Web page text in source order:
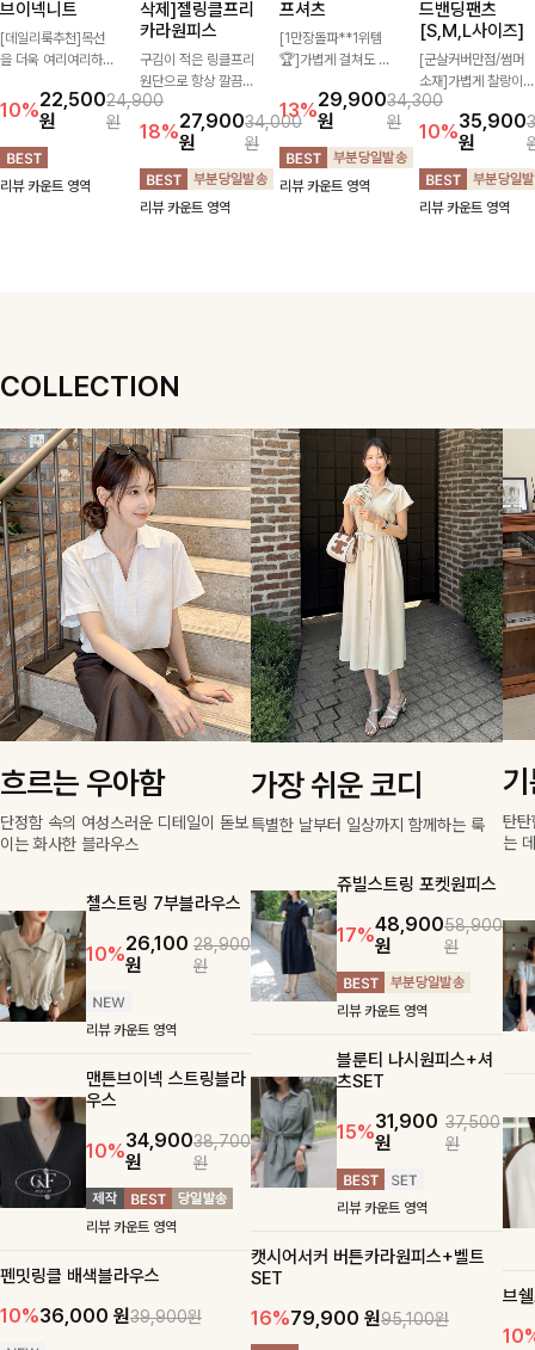
브이넥니트
[데일리룩추천]목선
을 더욱 여리여리하게
자인으로 깔끔한 무드
를 완성해주는 니트
🤍 부드러운 착용감
과 베이직한 실루엣으
로 단독은 물론 다양
10%22,500
원
24,900
원
리뷰 카운트 영역
삭제]젤링클프리
카라원피스
구김이 적은 링클프리
원단으로 항상 깔끔하
게 착용 가능하며 일
자로 떨어지는 넉넉한
핏으로 군살을 완벽히
커버해주는 원피스에
요🖤
18%27,900
원
34,000
원
리뷰 카운트 영역
프셔츠
[1만장돌파**1위템
🏆]가볍게 걸쳐도 살
감, 여름에 딱 맞는 코
튼 셔츠❤️ 여유 있는
핏과 스트라이프 패
턴, 자연스러운 실루
엣으로 데일리 코디에
13%29,900
원
34,300
원
리뷰 카운트 영역
드밴딩팬츠
[S,M,L사이즈]
[군살커버만점/썸머
소재]가볍게 찰랑이는
원단과 여유로운 와이
드 핏으로 하루 종일
편안하게 착용하실 수
있는 팬츠입니다 🖤
✨ 허리 전체 밴딩과
스트링 디테일로 안정
10%35,900
원
리뷰 카운트 영역
COLLECTION
흐르는 우아함
단정함 속의 여성스러운 디테일이 돋보
이는 화사한 블라우스
첼스트링 7부블라우스
10%26,100
원
28,900
원
리뷰 카운트 영역
맨튼브이넥 스트링블라
우스
10%34,900
원
38,700
원
리뷰 카운트 영역
펜밋링클 배색블라우스
10%36,000 원39,900원
가장 쉬운 코디
특별한 날부터 일상까지 함께하는 룩
쥬빌스트링 포켓원피스
17%48,900
원
58,900
원
리뷰 카운트 영역
블룬티 나시원피스+셔
츠SET
15%31,900
원
37,500
원
리뷰 카운트 영역
캣시어서커 버튼카라원피스+벨트
SET
16%79,900 원95,100원
탄
는
브